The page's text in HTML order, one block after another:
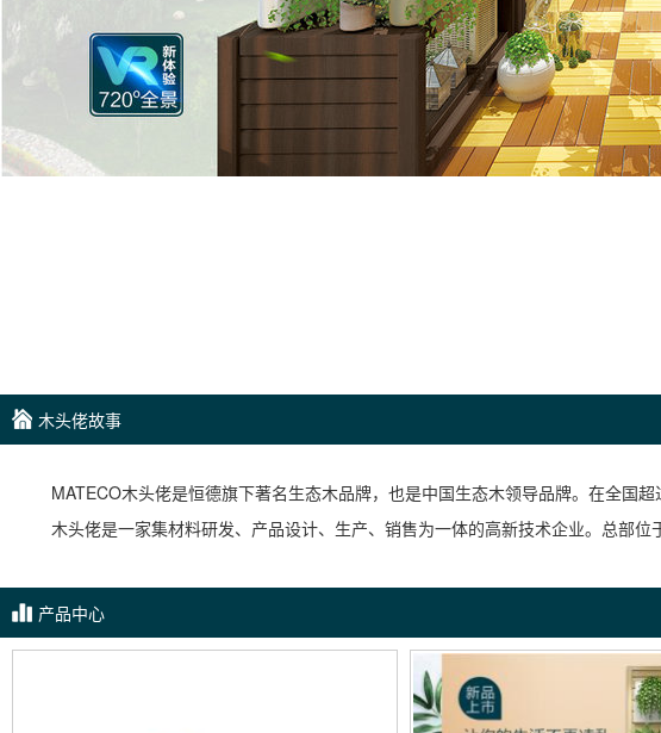
木头佬故事
MATECO木头佬是恒德旗下著名生态木品牌，也是中国生态木领导品牌。在全国
木头佬是一家集材料研发、产品设计、生产、销售为一体的高新技术企业。总部
产品中心